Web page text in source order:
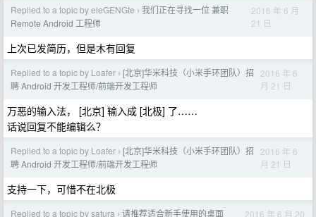
Replied to a topic by eleGENGte › 我们正在寻找一位 兼职
Remote Android 工程师
2016 年 6 月
21 日
上次已发简历，但是木有回复
Replied to a topic by Loafer › [北京]华米科技（小米手环团队）招
聘 Android 开发工程师/前端开发工程师
2016 年 6
月 21 日
万恶的输入法， [北京] 输入成 [北极] 了……
话说回复不能编辑么？
Replied to a topic by Loafer › [北京]华米科技（小米手环团队）招
聘 Android 开发工程师/前端开发工程师
2016 年 6
月 21 日
支持一下，可惜不在北极
Replied to a topic by satura › 请推荐适合新手使用的桌面 2016 年 6 月 20